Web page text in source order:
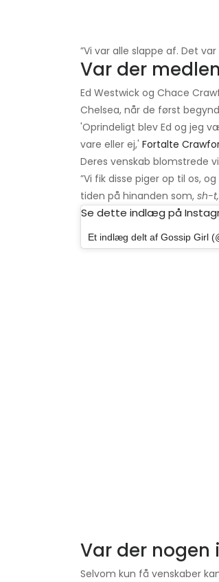
”Vi var alle slappe af. Det
Var der
Ed Westwick og Chace
Chelsea, når de først
'Oprindeligt blev Ed og jeg
vare eller ej,' Fortalte
Deres venskab blomstrede
”Vi fik disse piger op til os,
tiden på hinanden som, sh-
Se dette indlæg på
Et indlæg delt af Gossip Girl
Var der
Selvom kun få venskaber